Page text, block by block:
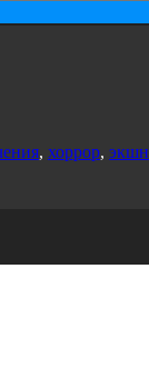
, хоррор, экшн